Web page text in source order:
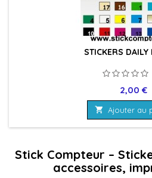
STICKERS DAILY
Prix
2,00 €
 Ajouter au
Stick Compteur –
accessoires,